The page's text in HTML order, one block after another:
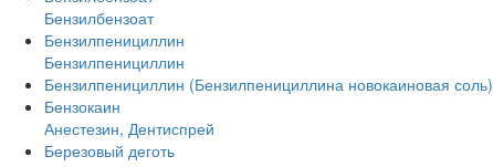
Бензилбензоат
Бензилпенициллин
Бензилпенициллин
Бензилпенициллин (Бензилпенициллина новокаиновая соль)
Бензокаин
Анестезин, Дентиспрей
Березовый деготь